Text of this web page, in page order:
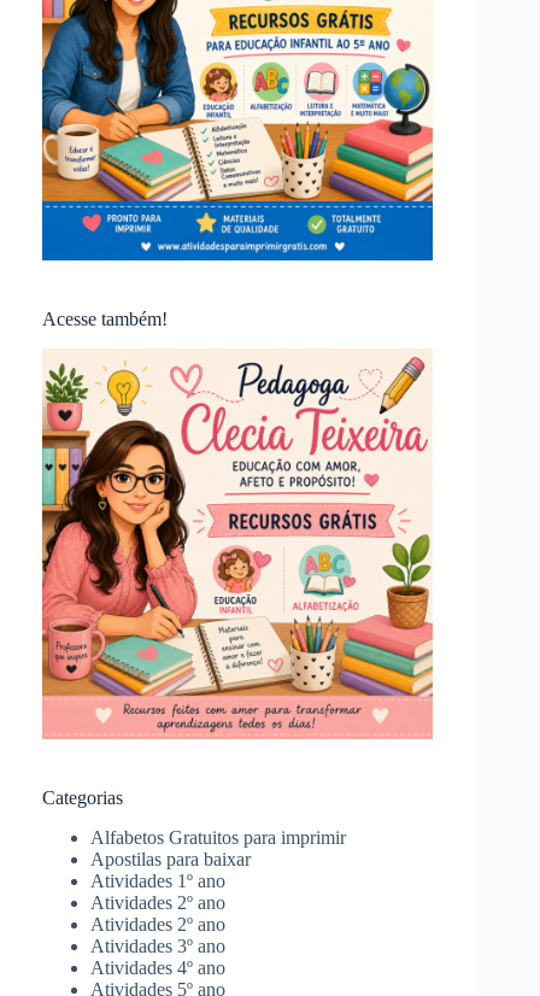
Acesse também!
Categorias
Alfabetos Gratuitos para imprimir
Apostilas para baixar
Atividades 1º ano
Atividades 2º ano
Atividades 2º ano
Atividades 3º ano
Atividades 4º ano
Atividades 5º ano